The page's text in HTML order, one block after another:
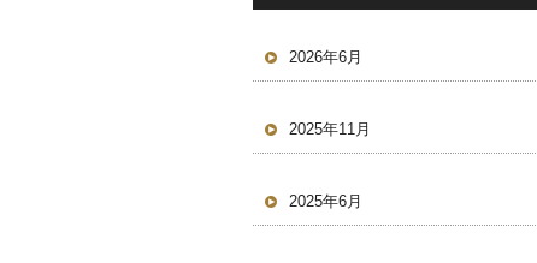
2026年6月
2025年11月
2025年6月